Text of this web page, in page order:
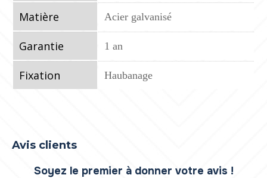
Matière Acier galvanisé
Garantie 1 an
Fixation Haubanage
Avis clients
Soyez le premier à donner votre avis !